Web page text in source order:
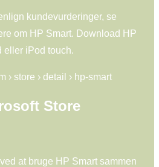
kundevurderinger, se
om HP Smart. Download HP
eller iPod touch.
› store › detail › hp-smart
Store
at bruge HP Smart sammen